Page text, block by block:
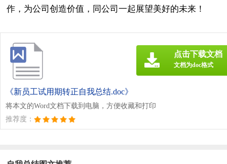
作，为公司创造价值，同公司一起展望美好的未来！
《新员工试用期转正自我总结.doc》
将本文的Word文档下载到电脑，方便收藏和打印
推荐度：
点击下载文档
文档为doc格式